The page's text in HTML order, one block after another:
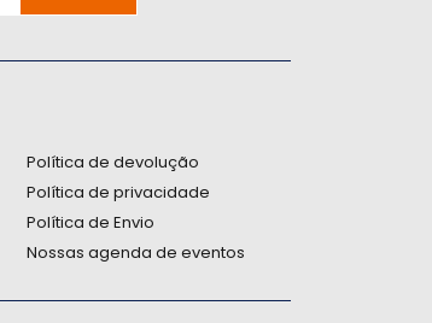
Política de devolução
Política de privacidade
Política de Envio
Nossas agenda de eventos